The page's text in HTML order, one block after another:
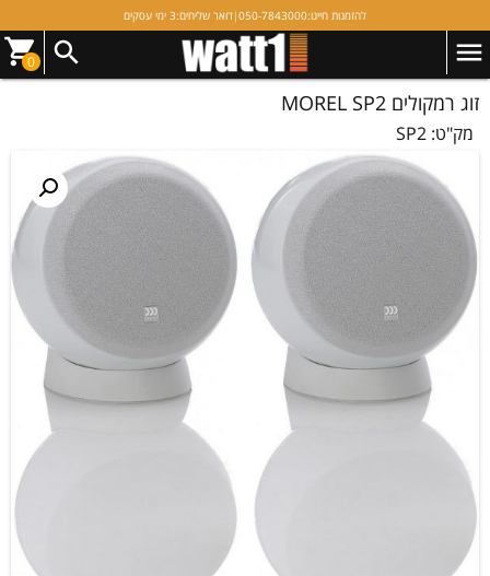
להזמנות חייגו:050-7843000
|דואר שליחים:3 ימי עסקים
0
זוג רמקולים MOREL SP2
מק"ט: SP2